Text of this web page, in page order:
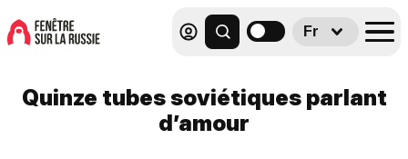
Fr
Quinze tubes soviétiques parlant
d’amour